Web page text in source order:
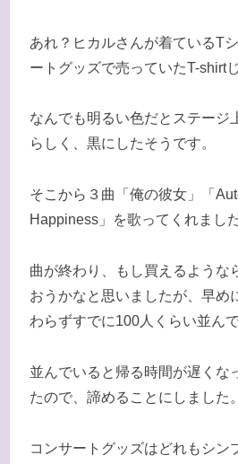
あれ？ヒカルさんが着ているT
ートグッズで売っていたT-shirt
なんでも明るい色だとステージ
らしく、黒にしたそうです。
そこから３曲「俺の彼女」「
Happiness」を歌ってくれました
曲が終わり、もし買えるような
おうかなと思いましたが、早め
わらずすでに100人くらい並んで
並んでいると帰る時間が遅くな
たので、諦めることにしました。
コンサートグッズはどれもシン